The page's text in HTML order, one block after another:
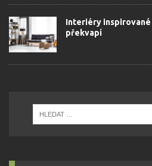
Interiéry inspirované
překvapí